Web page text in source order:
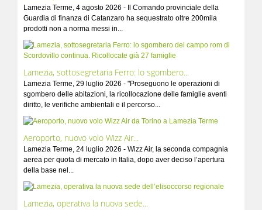
Lamezia Terme, 4 agosto 2026 - Il Comando provinciale della
Guardia di finanza di Catanzaro ha sequestrato oltre 200mila
prodotti non a norma messi in...
Lamezia, sottosegretaria Ferro: lo sgombero...
Lamezia Terme, 29 luglio 2026 - "Proseguono le operazioni di
sgombero delle abitazioni, la ricollocazione delle famiglie aventi
diritto, le verifiche ambientali e il percorso...
Aeroporto, nuovo volo Wizz Air...
Lamezia Terme, 24 luglio 2026 - Wizz Air, la seconda compagnia
aerea per quota di mercato in Italia, dopo aver deciso l’apertura
della base nel...
Lamezia, operativa la nuova sede...